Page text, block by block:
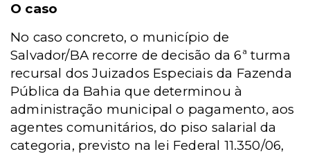
O caso
No caso concreto, o município de
Salvador/BA recorre de decisão da 6ª turma
recursal dos Juizados Especiais da Fazenda
Pública da Bahia que determinou à
administração municipal o pagamento, aos
agentes comunitários, do piso salarial da
categoria, previsto na lei Federal 11.350/06,